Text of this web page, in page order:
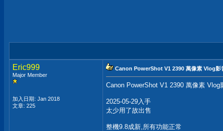
Eric999
Major Member
加入日期: Jan 2018
文章: 225
Canon PowerShot V1 2390 萬像素 Vlog影
Canon PowerShot V1 2390 萬像素
2025-05-29入手
太少用了故出售
整機9.8成新,所有功能正常